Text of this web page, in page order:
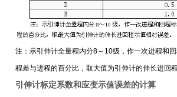
注：示引伸计全量程内分8～10级，作一次进程和
程差与进程的百分比，取大值为引伸计的伸长进回
引伸计标定系数和应变示值误差的计算